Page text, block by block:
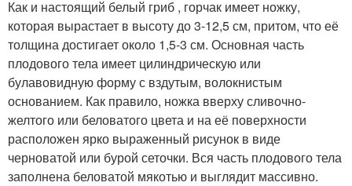
Как и настоящий белый гриб , горчак имеет ножку,
которая вырастает в высоту до 3-12,5 см, притом, что её
толщина достигает около 1,5-3 см. Основная часть
плодового тела имеет цилиндрическую или
булавовидную форму с вздутым, волокнистым
основанием. Как правило, ножка вверху сливочно-
желтого или беловатого цвета и на её поверхности
расположен ярко выраженный рисунок в виде
черноватой или бурой сеточки. Вся часть плодового тела
заполнена беловатой мякотью и выглядит массивно.